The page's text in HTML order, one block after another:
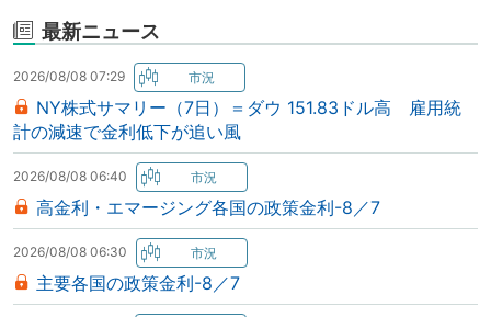
最新ニュース
2026/08/08 07:29
NY株式サマリー（7日）＝ダウ 151.83ドル高 雇用統
計の減速で金利低下が追い風
2026/08/08 06:40
高金利・エマージング各国の政策金利-8／7
2026/08/08 06:30
主要各国の政策金利-8／7